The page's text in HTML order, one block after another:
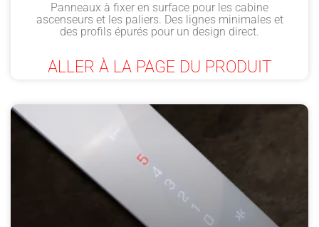
Panneaux à fixer en surface pour les cabine
ascenseurs et les paliers. Des lignes minimales et
des profils épurés pour un design direct.
ALLER À LA PAGE DU PRODUIT